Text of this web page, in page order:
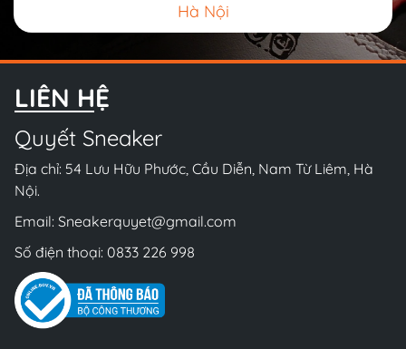
Hà Nội
LIÊN HỆ
Quyết Sneaker
Địa chỉ: 54 Lưu Hữu Phước, Cầu Diễn, Nam Từ Liêm, Hà
Nội.
Email: Sneakerquyet@gmail.com
Số điện thoại: 0833 226 998